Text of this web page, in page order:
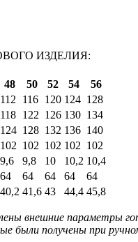
ИЗДЕЛИЯ:
48 50 52 54
56
112 116 120 124 128
118 122 126 130 134
124 128 132 136 140
102 102 102 102 102
9,6 9,8 10 10,2 10,4
64 64 64 64
64
40,2 41,6 43 44,4 45,8
внешние параметры
были получены при